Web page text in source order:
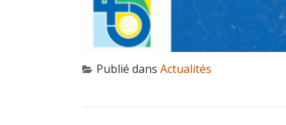
Publié dans Actualités